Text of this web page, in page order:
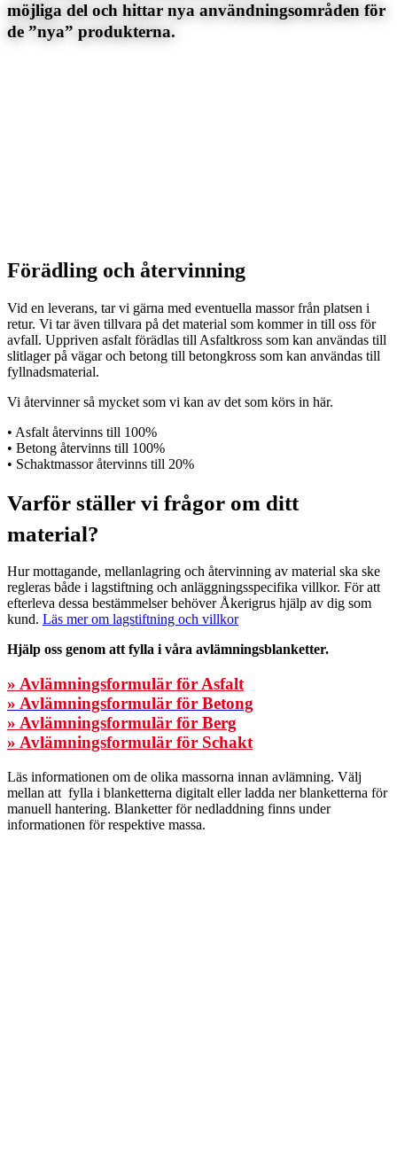
möjliga del och hittar nya användningsområden för
de ”nya” produkterna.
Förädling och återvinning
Vid en leverans, tar vi gärna med eventuella massor från platsen i
retur. Vi tar även tillvara på det material som kommer in till oss för
avfall. Uppriven asfalt förädlas till Asfaltkross som kan användas till
slitlager på vägar och betong till betongkross som kan användas till
fyllnadsmaterial.
Vi återvinner så mycket som vi kan av det som körs in här.
• Asfalt återvinns till 100%
• Betong återvinns till 100%
• Schaktmassor återvinns till 20%
Varför ställer vi frågor om ditt
material?
Hur mottagande, mellanlagring och återvinning av material ska ske
regleras både i lagstiftning och anläggningsspecifika villkor. För att
efterleva dessa bestämmelser behöver Åkerigrus hjälp av dig som
kund. Läs mer om lagstiftning och villkor
Hjälp oss genom att fylla i våra avlämningsblanketter.
» Avlämningsformulär för Asfalt
» Avlämningsformulär för Betong
» Avlämningsformulär för Berg
» Avlämningsformulär för Schakt
Läs informationen om de olika massorna innan avlämning. Välj
mellan att fylla i blanketterna digitalt eller ladda ner blanketterna för
manuell hantering. Blanketter för nedladdning finns under
informationen för respektive massa.